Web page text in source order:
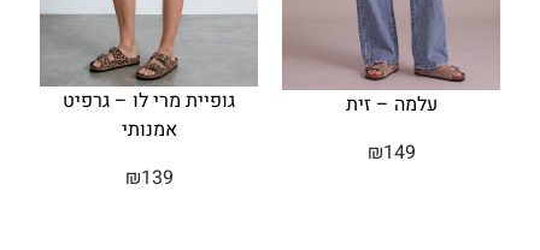
עלמה – זית
₪149
גופיית מרי לו – גרפיט
אמנותי
₪139